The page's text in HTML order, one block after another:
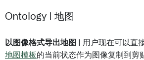
Ontology | 地图
以图像格式导出地图
| 用户现在可以直
地图模板的当前状态作为图像复制到剪